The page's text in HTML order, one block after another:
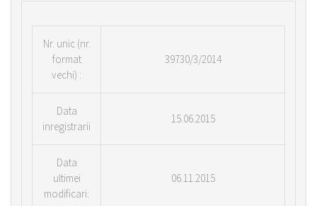
Nr. unic (nr.
format
vechi) :
39730/3/2014
Data
inregistrarii
15.06.2015
Data
ultimei
modificari:
06.11.2015